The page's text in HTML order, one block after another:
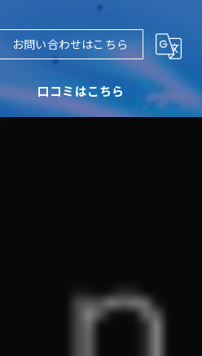
お問い合わせはこちら
口コミはこちら